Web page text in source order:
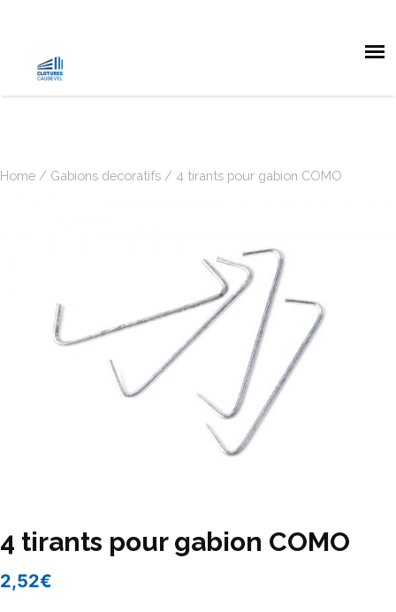
Home / Gabions decoratifs / 4 tirants pour gabion COMO
4 tirants pour gabion COMO
2,52€